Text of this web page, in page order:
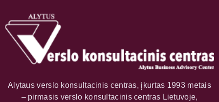
Alytaus verslo konsultacinis centras, įkurtas 1993 metais
– pirmasis verslo konsultacinis centras Lietuvoje,